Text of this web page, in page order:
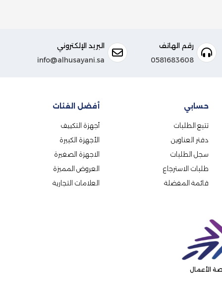
رقم الهاتف
0581683608
البريد الإلكتروني
info@alhusayani.sa
حسابي
تتبع الطلبات
دفتر العناوين
سجل الطلبات
طلبات الاسترجاع
قائمة المفضلة
أفضل الفئات
أجهزة التكييف
الأجهزة الكبيرة
الاجهزة الصغيرة
العروض المميزة
العلامات التجارية
الأعمال